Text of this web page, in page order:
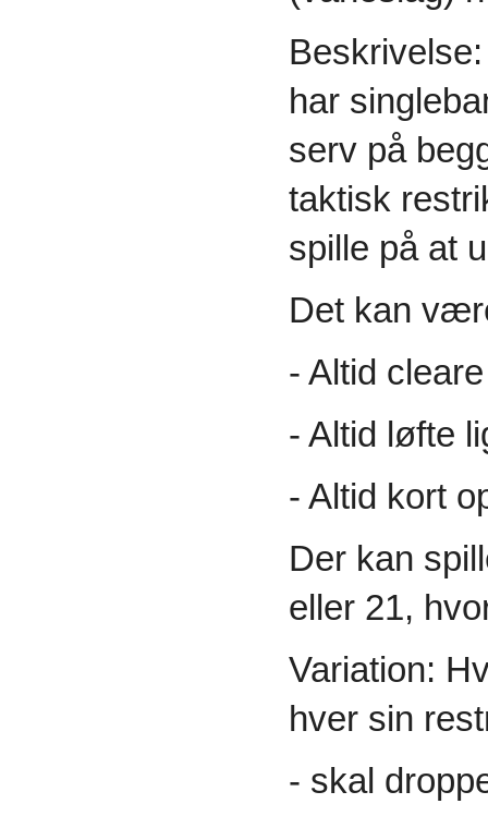
har
serv på
taktisk
spille på at
Det kan
- Altid
- Altid løfte
- Altid kort
Der kan
eller 21,
Variation:
hver sin
- skal